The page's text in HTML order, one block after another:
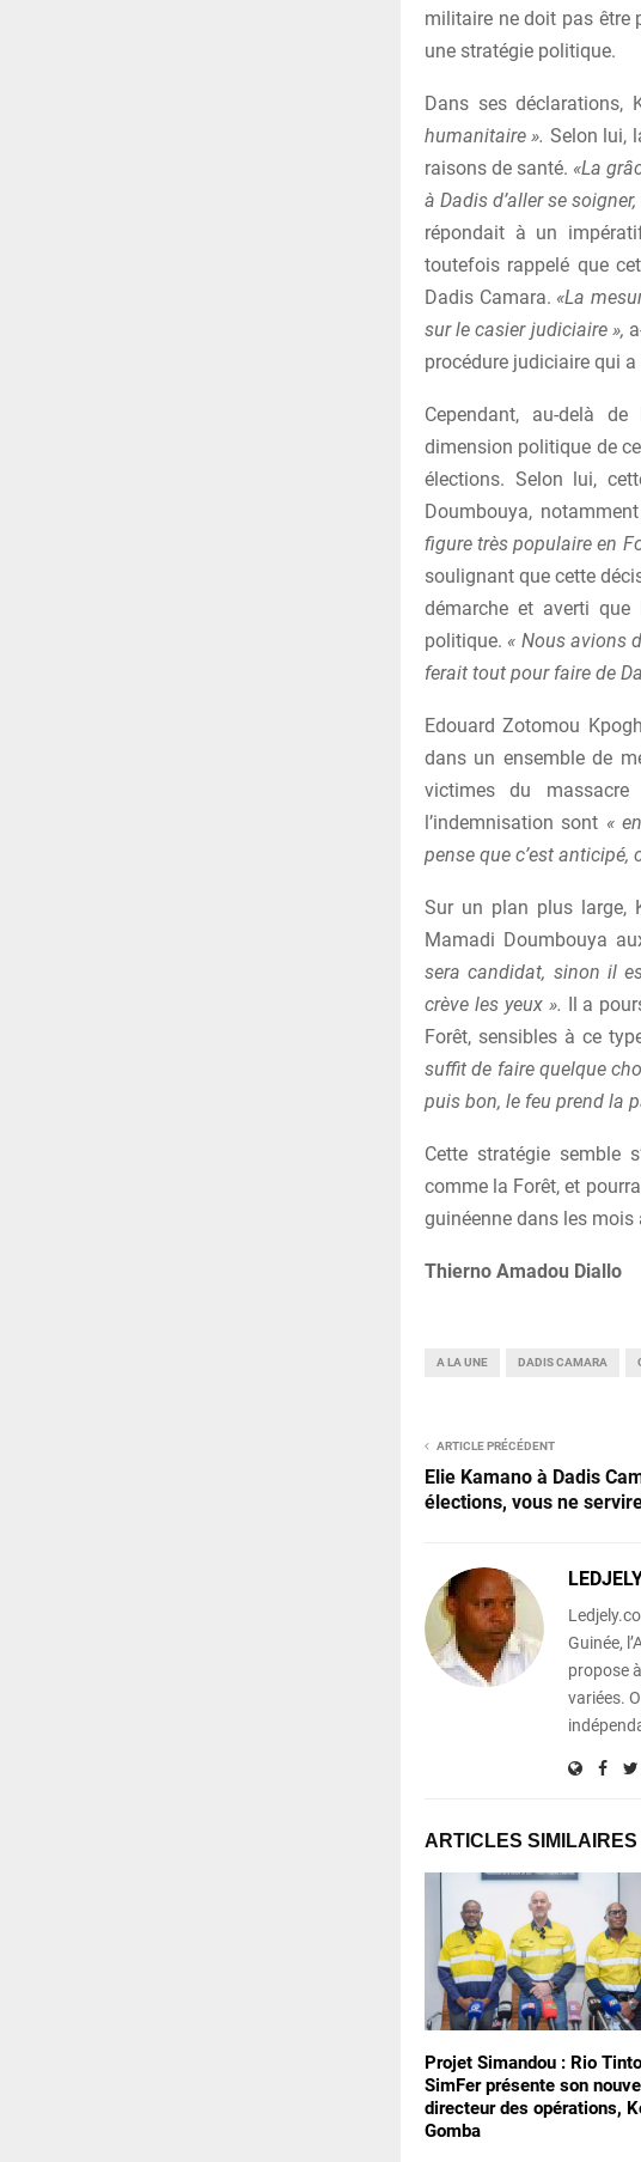
militaire ne doit pas être
une stratégie politique.
Dans ses déclarations,
humanitaire ». Selon lui,
raisons de santé. «La
à Dadis d’aller se
répondait à un
toutefois rappelé que
Dadis Camara. «La
sur le casier judiciaire »,
procédure judiciaire qui
Cependant, au-delà
dimension politique de
élections. Selon lui,
Doumbouya,
figure très populaire en
soulignant que cette
démarche et averti que
politique. « Nous avions
ferait tout pour faire de
Edouard Zotomou
dans un ensemble de
victimes du
l’indemnisation sont «
pense que c’est anticipé,
Sur un plan plus large,
Mamadi Doumbouya
sera candidat, sinon il
crève les yeux ». Il a
Forêt, sensibles à ce
suffit de faire quelque
puis bon, le feu prend la
Cette stratégie semble
comme la Forêt, et
guinéenne dans les mois
Thierno Amadou Diallo
A LA UNE DADIS CAMARA
ARTICLE PRÉCÉDENT
Elie Kamano à Dadis
élections, vous ne
Guinée,
propose
variées.
ARTICLES SIMILAIRES
Projet Simandou : Rio Tinto
SimFer présente son
directeur des opérations,
Gomba